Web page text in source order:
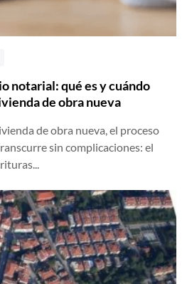
notarial: qué es y cuándo
de obra nueva
de obra nueva, el proceso
sin complicaciones: el